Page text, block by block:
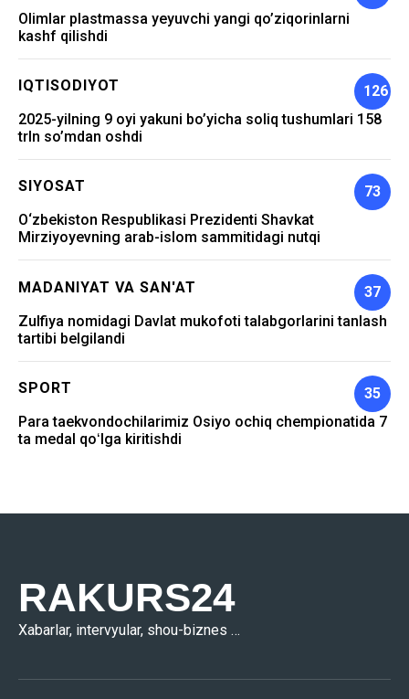
Olimlar plastmassa yeyuvchi yangi qo’ziqorinlarni
kashf qilishdi
IQTISODIYOT
126
2025-yilning 9 oyi yakuni bo’yicha soliq tushumlari 158
trln so’mdan oshdi
SIYOSAT
73
O‘zbekiston Respublikasi Prezidenti Shavkat
Mirziyoyevning arab-islom sammitidagi nutqi
MADANIYAT VA SAN'AT
37
Zulfiya nomidagi Davlat mukofoti talabgorlarini tanlash
tartibi belgilandi
SPORT
35
Para taekvondochilarimiz Osiyo ochiq chempionatida 7
ta medal qoʻlga kiritishdi
RAKURS24
Xabarlar, intervyular, shou-biznes …